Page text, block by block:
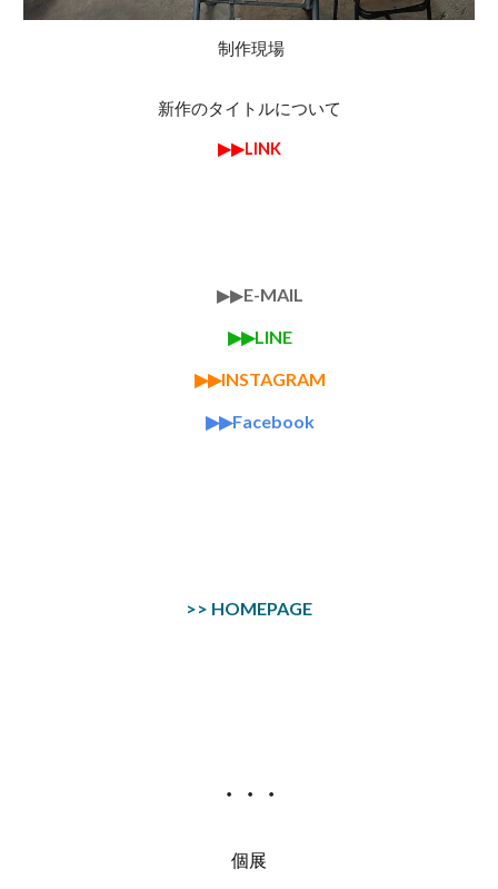
制作現場
新作のタイトルについて
▶︎▶︎LINK
▶︎▶︎E-MAIL
▶︎▶︎LINE
▶︎▶︎INSTAGRAM
▶︎▶︎Facebook
>> HOMEPAGE
・・・
個展